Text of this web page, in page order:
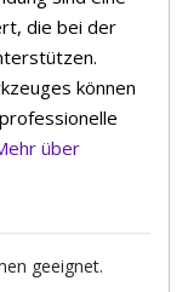
die bei der
können
über
geeignet.